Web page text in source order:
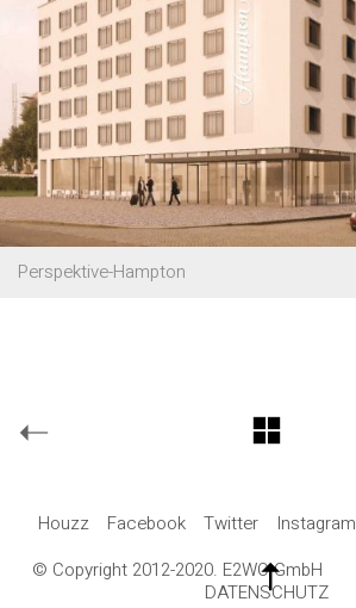
Perspektive-Hampton
Houzz Facebook Twitter Instagram
© Copyright 2012-2020. E2WO GmbH
DATENSCHUTZ